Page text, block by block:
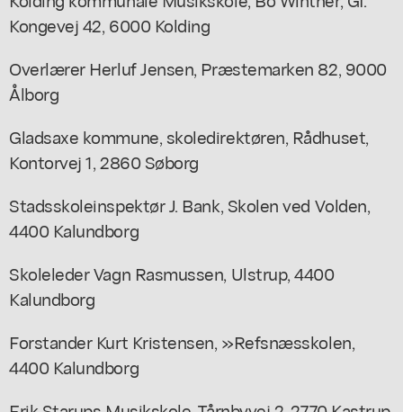
Kongevej 42, 6000 Kolding
Overlærer Herluf Jensen, Præstemarken 82, 9000
Ålborg
Gladsaxe kommune, skoledirektøren, Rådhuset,
Kontorvej 1, 2860 Søborg
Stadsskoleinspektør J. Bank, Skolen ved Volden,
4400 Kalundborg
Skoleleder Vagn Rasmussen, Ulstrup, 4400
Kalundborg
Forstander Kurt Kristensen, »Refsnæsskolen,
4400 Kalundborg